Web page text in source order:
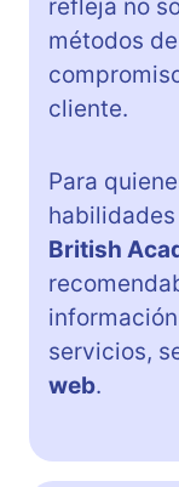
refleja no
métodos
cliente.
Para
British
servicios,
web.